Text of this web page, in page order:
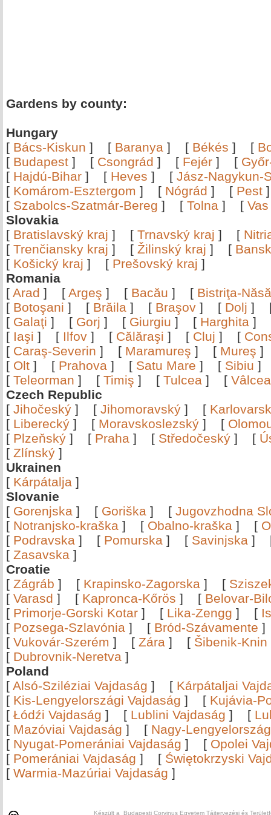
Gardens by county:
Hungary
[ Bács-Kiskun ] [ Baranya ] [ Békés ] [
[ Budapest ] [ Csongrád ] [ Fejér ] [
[ Hajdú-Bihar ] [ Heves ] [ Jász-Nagykun-
[ Komárom-Esztergom ] [ Nógrád ] [ Pest
[ Szabolcs-Szatmár-Bereg ] [ Tolna ] [ Vas
Slovakia
[ Bratislavský kraj ] [ Trnavský kraj ] [
[ Trenčiansky kraj ] [ Žilinský kraj ] [
[ Košický kraj ] [ Prešovský kraj ]
Romania
[ Arad ] [ Argeş ] [ Bacău ] [ Bistriţa-
[ Botoşani ] [ Brăila ] [ Braşov ] [ Dolj ]
[ Galaţi ] [ Gorj ] [ Giurgiu ] [ Harghita ]
[ Iaşi ] [ Ilfov ] [ Călăraşi ] [ Cluj ] [
[ Caraş-Severin ] [ Maramureş ] [ Mureş
[ Olt ] [ Prahova ] [ Satu Mare ] [ Sibiu
[ Teleorman ] [ Timiş ] [ Tulcea ] [
Czech Republic
[ Jihočeský ] [ Jihomoravský ] [
[ Liberecký ] [ Moravskoslezský ] [
[ Plzeňský ] [ Praha ] [ Středočeský ] [
[ Zlínský ]
Ukrainen
[ Kárpátalja ]
Slovanie
[ Gorenjska ] [ Goriška ] [ Jugovzhodna
[ Notranjsko-kraška ] [ Obalno-kraška ] [
[ Podravska ] [ Pomurska ] [ Savinjska ]
[ Zasavska ]
Croatie
[ Zágráb ] [ Krapinsko-Zagorska ] [
[ Varasd ] [ Kapronca-Kőrös ] [ Belovar-
[ Primorje-Gorski Kotar ] [ Lika-Zengg ] [
[ Pozsega-Szlavónia ] [ Bród-Szávamente
[ Vukovár-Szerém ] [ Zára ] [ Šibenik-Knin
[ Dubrovnik-Neretva ]
Poland
[ Alsó-Sziléziai Vajdaság ] [ Kárpátaljai
[ Kis-Lengyelországi Vajdaság ] [ Kujávia-
[ Łódźi Vajdaság ] [ Lublini Vajdaság ] [
[ Mazóviai Vajdaság ] [ Nagy-
[ Nyugat-Pomerániai Vajdaság ] [ Opolei
[ Pomerániai Vajdaság ] [ Świętokrzyski
[ Warmia-Mazúriai Vajdaság ]
Készült a Budapesti Corvinus Egyetem Tájtervezési és